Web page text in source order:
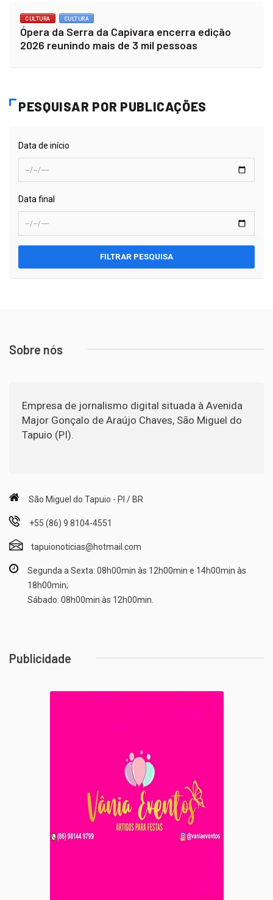
CULTURA CULTURA
Ópera da Serra da Capivara encerra edição
2026 reunindo mais de 3 mil pessoas
PESQUISAR POR PUBLICAÇÕES
Data de início
Data final
FILTRAR PESQUISA
Sobre nós
Empresa de jornalismo digital situada à Avenida
Major Gonçalo de Araújo Chaves, São Miguel do
Tapuio (PI).
São Miguel do Tapuio - PI / BR
+55 (86) 9.8104-4551
tapuionoticias@hotmail.com
Segunda a Sexta: 08h00min às 12h00min e 14h00min às
18h00min;
Sábado: 08h00min às 12h00min.
Publicidade